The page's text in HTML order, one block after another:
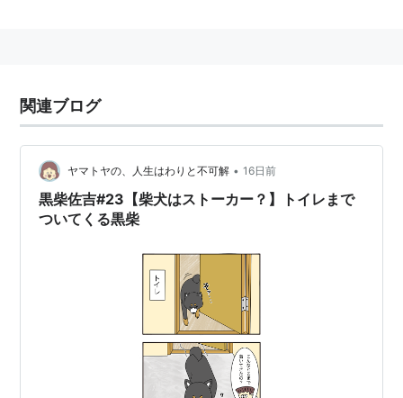
関連ブログ
ヤマトヤの、人生はわりと不可解 • 16日前
黒柴佐吉#23【柴犬はストーカー？】トイレまで
ついてくる黒柴